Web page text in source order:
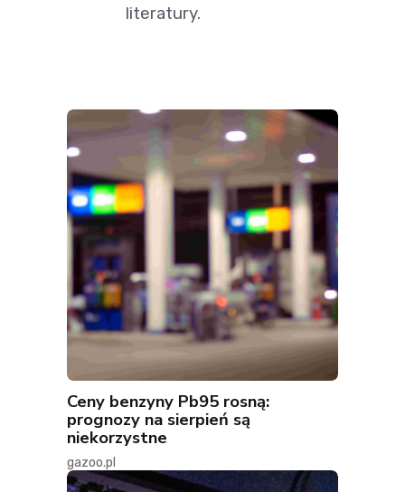
literatury.
Ceny benzyny Pb95 rosną:
prognozy na sierpień są
niekorzystne
gazoo.pl